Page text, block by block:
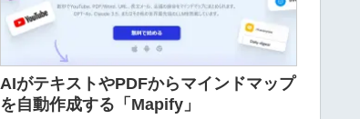
AIがテキストやPDFからマインドマップ
を自動作成する「Mapify」